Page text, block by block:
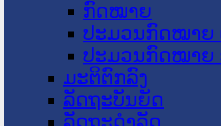
ກົດໝາຍ
ປະມວນກົດໝາຍ
ປະມວນກົດໝາຍ
ມະຕິຕົກລົງ
ລັດຖະບັນຍັດ